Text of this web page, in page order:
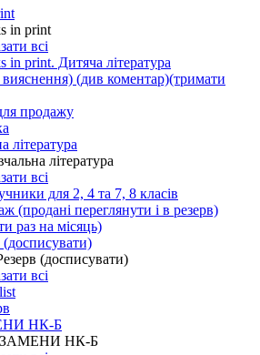
in print
всі
in print. Дитяча література
(див коментар)(тримати
продажу
література
література
всі
для 2, 4 та 7, 8 класів
(продані переглянути і в резерв)
раз на місяць)
(досписувати)
(досписувати)
всі
НК-Б
НК-Б